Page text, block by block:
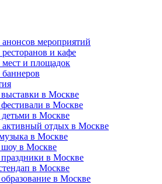
мероприятий
и кафе
и площадок
в Москве
в Москве
детьми в Москве
активный отдых в Москве
в Москве
шоу в Москве
в Москве
в Москве
в Москве